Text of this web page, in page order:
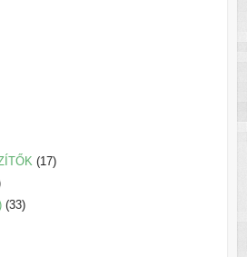
1717
3333